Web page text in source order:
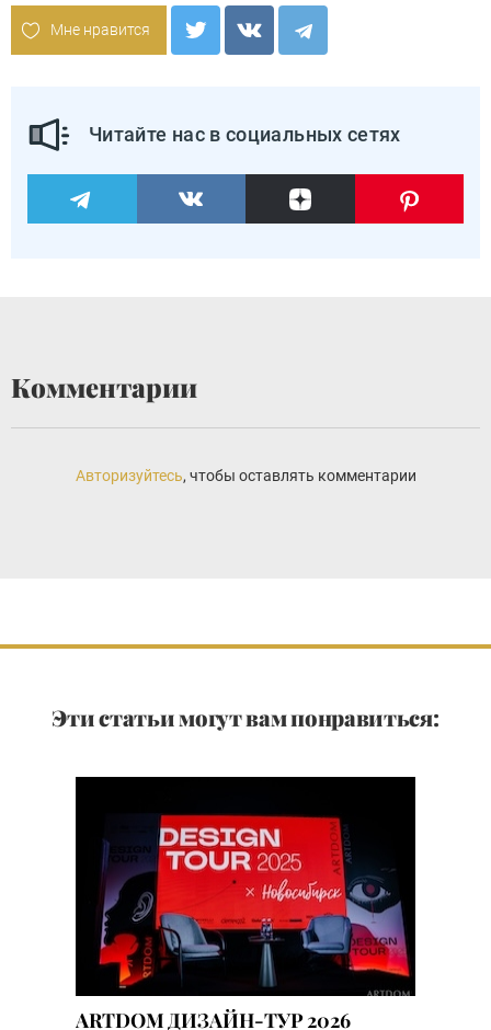
Мне нравится
Читайте нас в социальных сетях
Комментарии
Авторизуйтесь, чтобы оставлять комментарии
Эти статьи могут вам понравиться:
ARTDOM ДИЗАЙН-ТУР 2026